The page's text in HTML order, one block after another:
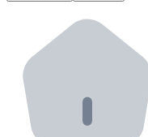
Bitnovo ATM
Integra un ATM
Bitnovo API
Integra nuestra